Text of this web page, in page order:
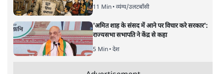
11 Min• व्यंग्य/उलटबाँसी
'अमित शाह के संसद में आने पर विचार करे सरकार':
राज्यसभा सभापति ने केंद्र से कहा
5 Min• देश